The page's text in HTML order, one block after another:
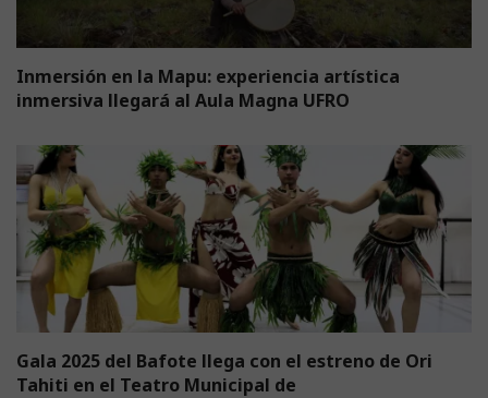
Inmersión en la Mapu: experiencia artística
inmersiva llegará al Aula Magna UFRO
Gala 2025 del Bafote llega con el estreno de Ori
Tahiti en el Teatro Municipal de